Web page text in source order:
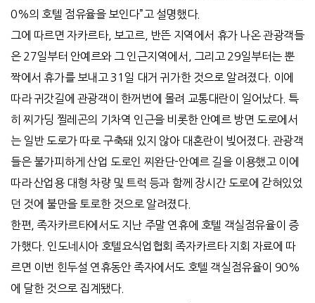
0%의 호텔 점유율을 보인다”고 설명했다.
그에 따르면 자카르타, 보고르, 반뜬 지역에서 휴가 나온 관광객들
은 27일부터 안예르와 그 인근지역에서, 그리고 29일부터는 뿐
짝에서 휴가를 보내고 31일 대거 귀가한 것으로 알려졌다. 이에
따라 귀갓길에 관광객이 한꺼번에 몰려 교통대란이 일어났다. 특
히 찌가딩 찔레곤의 기차역 인근을 비롯한 안예르 방면 도로에서
는 일반 도로가 따로 구축돼 있지 않아 대혼란이 빚어졌다. 관광객
들은 불가피하게 산업 도로인 찌완단-안예르 길을 이용했고 이에
따라 산업용 대형 차량 및 트럭 등과 함께 장시간 도로에 갇혀있었
던 것에 불만을 토로한 것으로 알려졌다.
한편, 족자카르타에서도 지난 주말 연휴에 호텔 객실점유율이 증
가했다. 인도네시아 호텔요식업협회 족자카르타 지회 자료에 따
르면 이번 힌두설 연휴동안 족자에서도 호텔 객실점유율이 90%
에 달한 것으로 집계됐다.